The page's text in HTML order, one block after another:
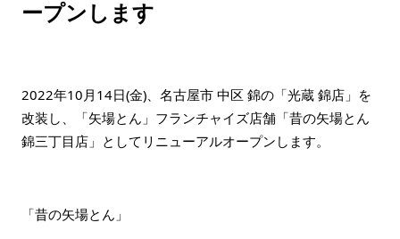
ープンします
2022年10月14日(金)、名古屋市 中区 錦の「光蔵 錦店」を
改装し、「矢場とん」フランチャイズ店舗「昔の矢場とん
錦三丁目店」としてリニューアルオープンします。
「昔の矢場とん」